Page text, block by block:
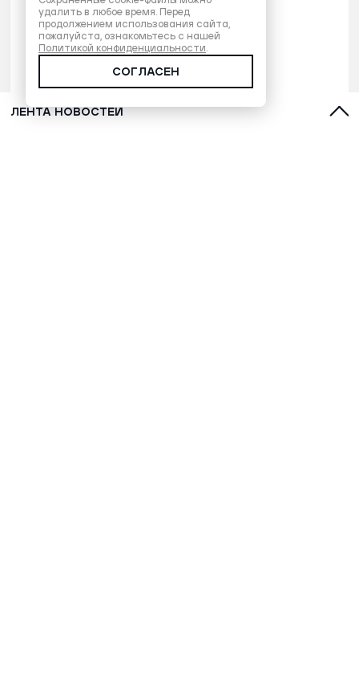
ЛЕНТА НОВОСТЕЙ
удалить в любое время. Перед
продолжением использования сайта,
пожалуйста, ознакомьтесь с нашей
Политикой конфиденциальности.
СОГЛАСЕН